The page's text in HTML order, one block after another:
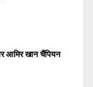
आमिर खान चैंपियन